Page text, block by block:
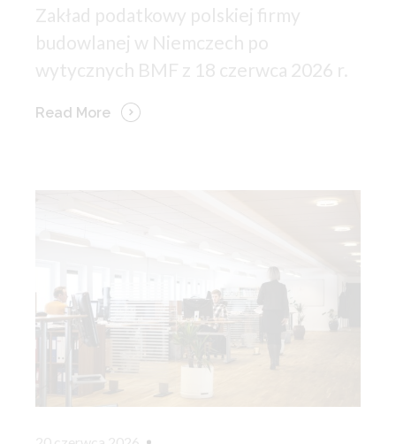
Zakład podatkowy polskiej firmy
budowlanej w Niemczech po
wytycznych BMF z 18 czerwca 2026 r.
Read More